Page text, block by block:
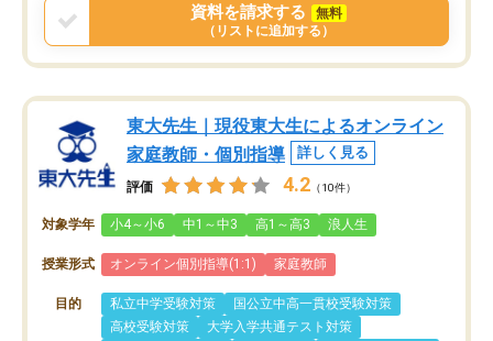
資料を請求する
無料
（リストに追加する）
東大先生｜現役東大生によるオンライン
家庭教師・個別指導
詳しく見る
評価 4.2 （10件）
対象学年 小4～小6 中1～中3 高1～高3 浪人生
授業形式 オンライン個別指導(1:1) 家庭教師
目的 私立中学受験対策
国公立中高一貫校受験対策
高校受験対策
大学入学共通テスト対策